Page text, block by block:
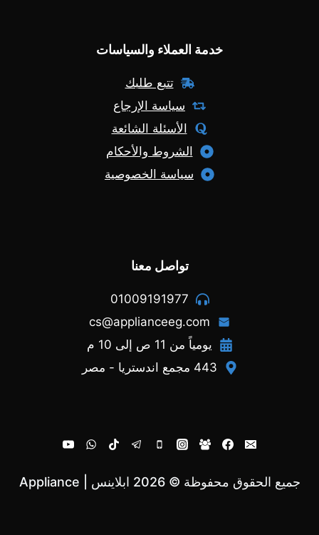
خدمة العملاء والسياسات
تتبع طلبك
سياسة الإرجاع
الأسئلة الشائعة
الشروط والأحكام
سياسة الخصوصية
تواصل معنا
01009191977
cs@applianceeg.com
يومياً من 11 ص إلى 10 م
443 مجمع اندستريا - مصر
جميع الحقوق محفوظة © 2026 ابلاينس | Appliance